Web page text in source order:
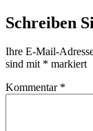
Schreiben
Ihre E-Mail-
sind mit * markiert
Kommentar *